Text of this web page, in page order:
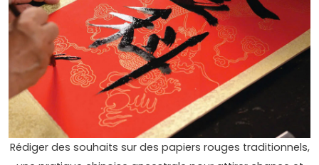
Rédiger des souhaits sur des papiers rouges traditionnels,